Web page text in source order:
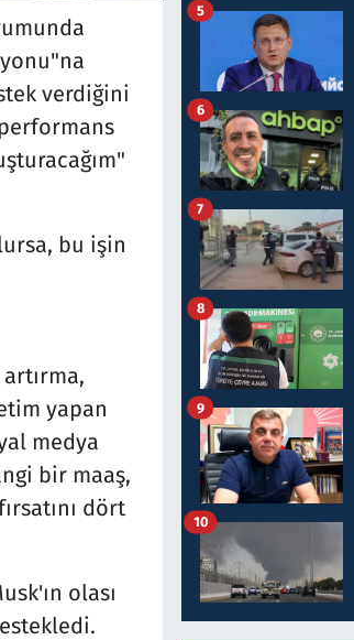
verdiğini
bu işin
yapan
medya
bir maaş,
dört
olası
5
6
7
8
9
10